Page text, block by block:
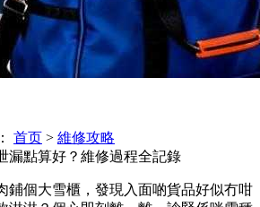
首页 > 維修攻略
漏點算好？維修過程全記錄
鋪個大雪櫃，發現入面啲貨品好似冇咁